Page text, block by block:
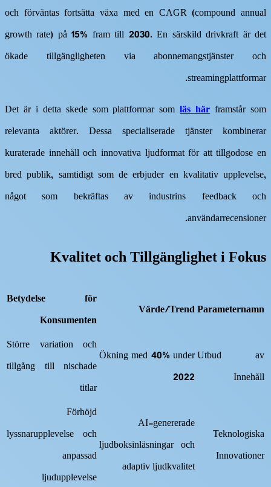
och förväntas fortsätta växa med en CAGR (compound annual
growth rate) på 15% fram till 2030. En särskild drivkraft är det
ökade tillgängligheten via abonnemangstjänster och
streamingplattformar.
Det är i detta skede som plattformar somläs härframstår som
relevanta aktörer. Dessa specialiserade tjänster kombinerar
kuraterade innehåll och innovativa ljudformat för att tillgodose en
bred publik, samtidigt som de erbjuder en kvalitativ upplevelse,
något som bekräftas av industrins feedback och
användarrecensioner.
Kvalitet och Tillgänglighet i Fokus
Parameternamn
Värde/Trend
Betydelse för
Konsumenten
Utbud av
Innehåll
Ökning med 40% under
2022
Större variation och
tillgång till nischade
titlar
Teknologiska
Innovationer
AI-genererade
ljudboksinläsningar och
adaptiv ljudkvalitet
Förhöjd
lyssnarupplevelse och
anpassad
ljudupplevelse